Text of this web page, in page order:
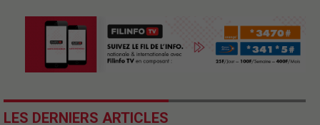
LES DERNIERS ARTICLES